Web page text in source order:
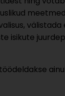
välistada
isikute